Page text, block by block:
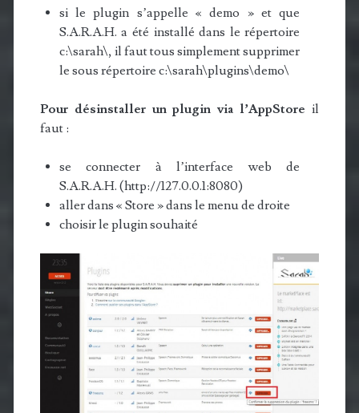
si le plugin s’appelle « demo » et que
S.A.R.A.H. a été installé dans le répertoire
c:\sarah\, il faut tous simplement supprimer
le sous répertoire c:\sarah\plugins\demo\
Pour désinstaller un plugin via l’AppStore il
faut :
se connecter à l’interface web de
S.A.R.A.H. (http://127.0.0.1:8080)
aller dans « Store » dans le menu de droite
choisir le plugin souhaité